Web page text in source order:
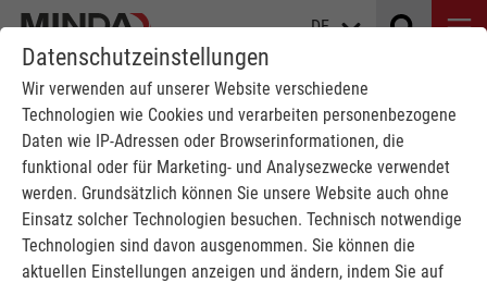
Datenschutzeinstellungen
Wir verwenden auf unserer Website verschiedene
Technologien wie Cookies und verarbeiten personenbezogene
Daten wie IP-Adressen oder Browserinformationen, die
funktional oder für Marketing- und Analysezwecke verwendet
werden. Grundsätzlich können Sie unsere Website auch ohne
Einsatz solcher Technologien besuchen. Technisch notwendige
Technologien sind davon ausgenommen. Sie können die
aktuellen Einstellungen anzeigen und ändern, indem Sie auf
DE
NEWS
Rund um MINDA